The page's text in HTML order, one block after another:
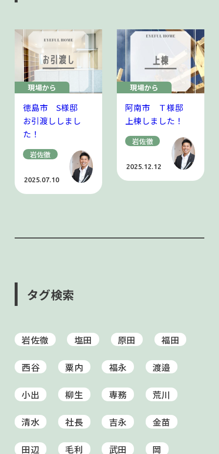
現場から
徳島市 S様邸
お引渡ししまし
た！
岩佐徹
2025.07.10
現場から
阿南市 Ｔ様邸
上棟しました！
岩佐徹
2025.12.12
タグ検索
岩佐徹 塩田 原田 福田
西谷 粟内 福永 渡邉
小出 柳生 専務 荒川
清水 社長 吉永 金苗
田辺 毛利 武田 岡